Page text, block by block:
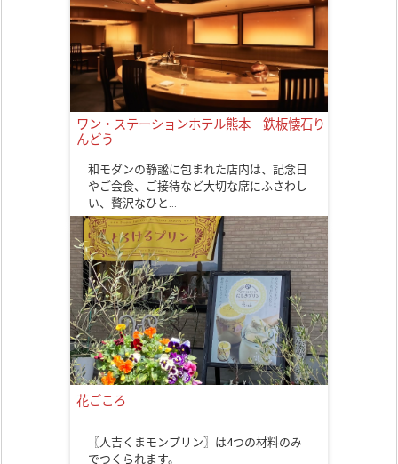
ワン・ステーションホテル熊本 鉄板懐石り
んどう
和モダンの静謐に包まれた店内は、記念日
やご会食、ご接待など大切な席にふさわし
い、贅沢なひと…
花ごころ
〖人吉くまモンプリン〗は4つの材料のみ
でつくられます。